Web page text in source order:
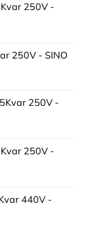
250V -
250V - SINO
250V -
250V -
440V -